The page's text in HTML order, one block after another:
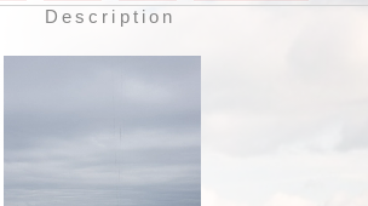
Description